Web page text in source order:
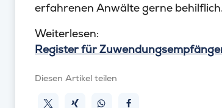
erfahrenen Anwälte gerne behilflich.
Weiterlesen:
Register für
Diesen Artikel teilen